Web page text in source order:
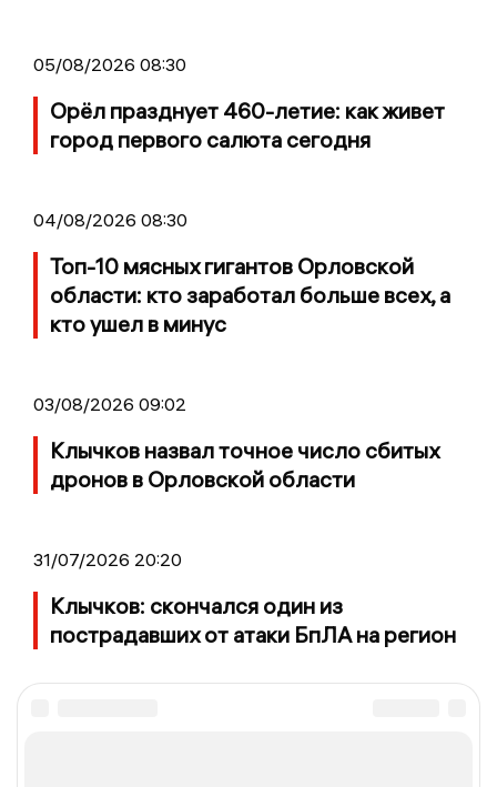
05/08/2026 08:30
Орёл празднует 460-летие: как живет
город первого салюта сегодня
04/08/2026 08:30
Топ-10 мясных гигантов Орловской
области: кто заработал больше всех, а
кто ушел в минус
03/08/2026 09:02
Клычков назвал точное число сбитых
дронов в Орловской области
31/07/2026 20:20
Клычков: скончался один из
пострадавших от атаки БпЛА на регион